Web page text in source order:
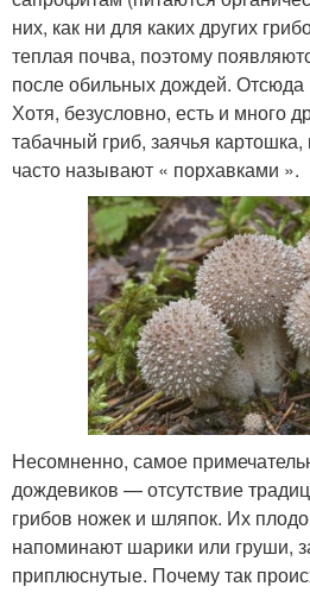
них, как ни для каких других
теплая почва, поэтому
после обильных дождей.
Хотя, безусловно, есть и много
табачный гриб, заячья
часто называют « порхавками ».
Несомненно, самое
дождевиков — отсутствие
грибов ножек и шляпок. Их
напоминают шарики или груши,
приплюснутые. Почему так